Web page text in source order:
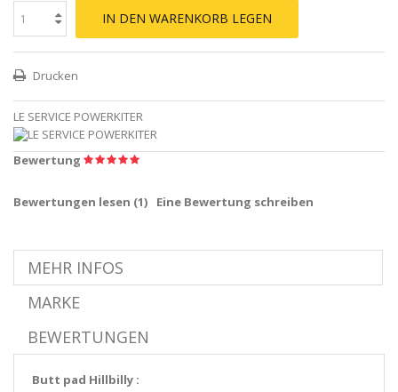
IN DEN WARENKORB LEGEN
Drucken
LE SERVICE POWERKITER
Bewertung
Bewertungen lesen (1) Eine Bewertung schreiben
MEHR INFOS
MARKE
BEWERTUNGEN
Butt pad Hillbilly :